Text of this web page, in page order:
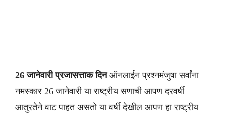
26 जानेवारी प्रजासत्ताक दिनऑनलाईन प्रश्नमंजुषा सर्वांना
नमस्कार 26 जानेवारी या राष्ट्रीय सणाची आपण दरवर्षी
आतुरतेने वाट पाहत असतो या वर्षी देखील आपण हा राष्ट्रीय